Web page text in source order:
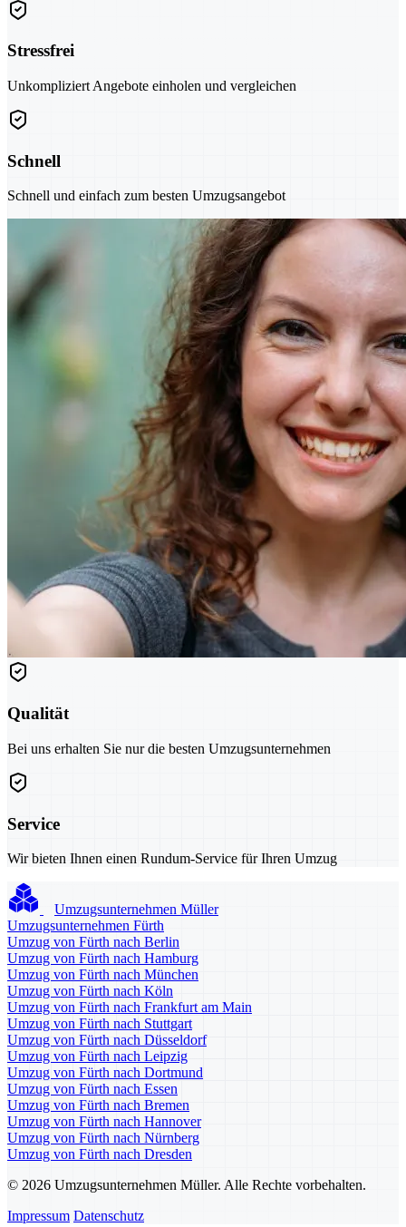
Stressfrei
Unkompliziert Angebote einholen und vergleichen
Schnell
Schnell und einfach zum besten Umzugsangebot
Qualität
Bei uns erhalten Sie nur die besten Umzugsunternehmen
Service
Wir bieten Ihnen einen Rundum-Service für Ihren Umzug
Umzugsunternehmen Müller
Umzugsunternehmen Fürth
Umzug von Fürth nach Berlin
Umzug von Fürth nach Hamburg
Umzug von Fürth nach München
Umzug von Fürth nach Köln
Umzug von Fürth nach Frankfurt am Main
Umzug von Fürth nach Stuttgart
Umzug von Fürth nach Düsseldorf
Umzug von Fürth nach Leipzig
Umzug von Fürth nach Dortmund
Umzug von Fürth nach Essen
Umzug von Fürth nach Bremen
Umzug von Fürth nach Hannover
Umzug von Fürth nach Nürnberg
Umzug von Fürth nach Dresden
© 2026 Umzugsunternehmen Müller. Alle Rechte vorbehalten.
Impressum Datenschutz